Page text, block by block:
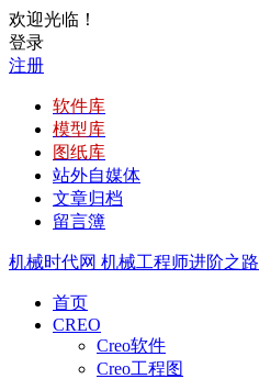
欢迎光临！
登录
注册
软件库
模型库
图纸库
站外自媒体
文章归档
留言簿
机械时代网 机械工程师进阶之路
首页
CREO
Creo软件
Creo工程图